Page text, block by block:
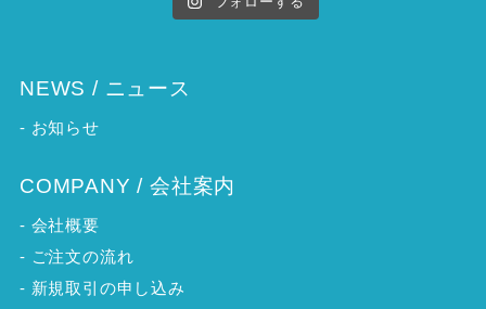
NEWS / ニュース
- お知らせ
COMPANY / 会社案内
- 会社概要
- ご注文の流れ
- 新規取引の申し込み